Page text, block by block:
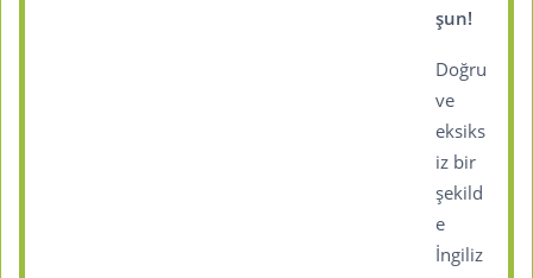
şun!
Doğru
ve
eksiks
iz bir
şekild
e
İngiliz